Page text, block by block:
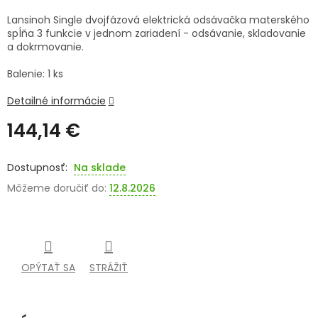
SENIORI
ZNAČKY
144,14 €
cena:
Na sklade
Môžeme doručiť do: 12.8.2026
Lansinoh Single dvojfázová elektrická odsávačka materského
spĺňa 3 funkcie v jednom zariadení - odsávanie, skladovanie
a dokrmovanie.
Balenie: 1 ks
Detailné informácie
OPÝTAŤ SA STRÁŽIŤ